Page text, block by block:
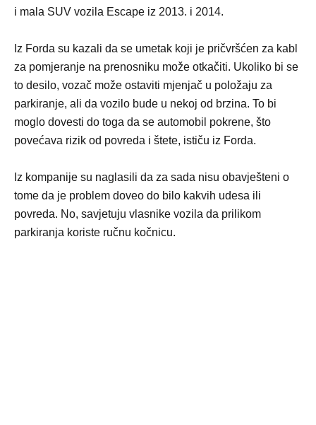
i mala SUV vozila Escape iz 2013. i 2014.
Iz Forda su kazali da se umetak koji je pričvršćen za kabl
za pomjeranje na prenosniku može otkačiti. Ukoliko bi se
to desilo, vozač može ostaviti mjenjač u položaju za
parkiranje, ali da vozilo bude u nekoj od brzina. To bi
moglo dovesti do toga da se automobil pokrene, što
povećava rizik od povreda i štete, ističu iz Forda.
Iz kompanije su naglasili da za sada nisu obavješteni o
tome da je problem doveo do bilo kakvih udesa ili
povreda. No, savjetuju vlasnike vozila da prilikom
parkiranja koriste ručnu kočnicu.